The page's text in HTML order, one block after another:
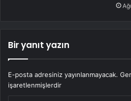
Bir yanıt yazın
E-posta adresiniz yayınlanmayacak.
işaretlenmişlerdir